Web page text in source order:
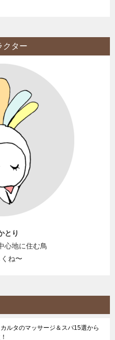
クター
とり
心地に住む鳥
ね〜
カルタのマッサージ＆スパ15選から